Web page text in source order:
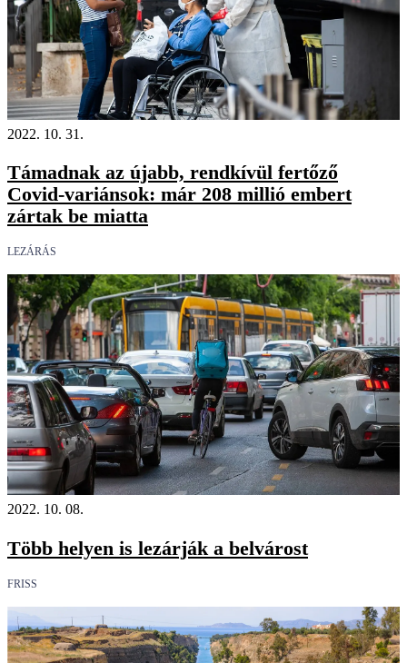
2022. 10. 31.
Támadnak az újabb, rendkívül fertőző
Covid-variánsok: már 208 millió embert
zártak be miatta
LEZÁRÁS
2022. 10. 08.
Több helyen is lezárják a belvárost
FRISS